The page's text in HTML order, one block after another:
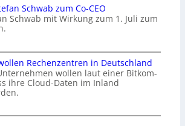
Schwab zum Co-CEO
Schwab mit Wirkung zum 1. Juli zum
Rechenzentren in Deutschland
wollen laut einer Bitkom-
ihre Cloud-Daten im Inland